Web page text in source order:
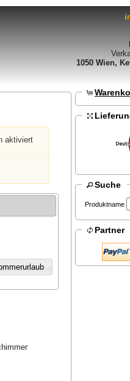
1050 Wien,
aktiviert
Suche
Produktname
Partner